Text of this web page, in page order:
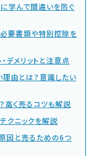
学んで間違いを防ぐ
要書類や特別控除を
デメリットと注意点
理由とは？意識したい
高く売るコツも解説
クニックを解説
因と売るための6つ